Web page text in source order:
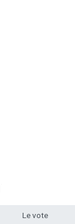
Le vote